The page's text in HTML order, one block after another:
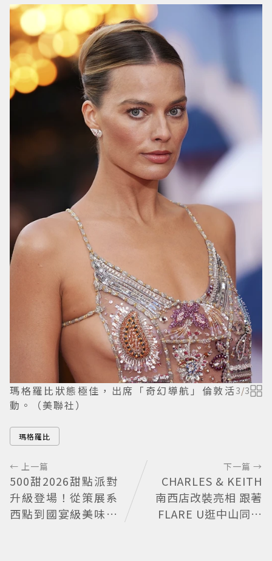
瑪格羅比狀態極佳，出席「奇幻導航」倫敦活
動。（美聯社）
3/3
瑪格羅比
← 上一篇
500甜2026甜點派對
升級登場！從策展系
西點到國宴級美味名
下一篇 →
CHARLES & KEITH
南西店改裝亮相 跟著
FLARE U逛中山同款